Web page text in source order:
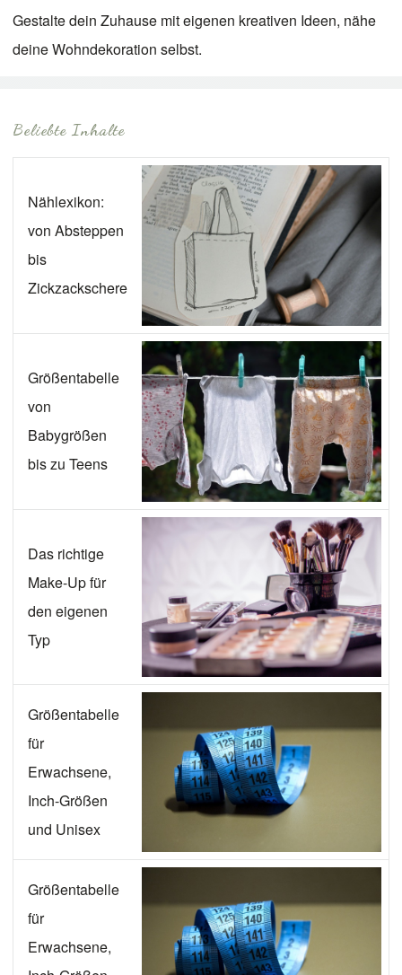
Beliebte Inhalte
Nählexikon:
von Absteppen
bis
Zickzackschere
Größentabelle
von
Babygrößen
bis zu Teens
Das richtige
Make-Up für
den eigenen
Typ
Größentabelle
für
Erwachsene,
Inch-Größen
und Unisex
Größentabelle
für
Erwachsene,
Gestalte dein Zuhause mit eigenen kreativen Ideen, nähe
deine Wohndekoration selbst.